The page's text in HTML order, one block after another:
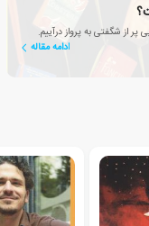
پر از شگفتی به پرواز درآییم.
ادامه مقاله